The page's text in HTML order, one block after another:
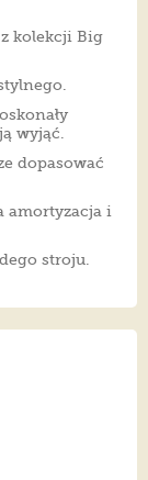
kolekcji Big
wyjąć.
dopasować
amortyzacja i
stroju.